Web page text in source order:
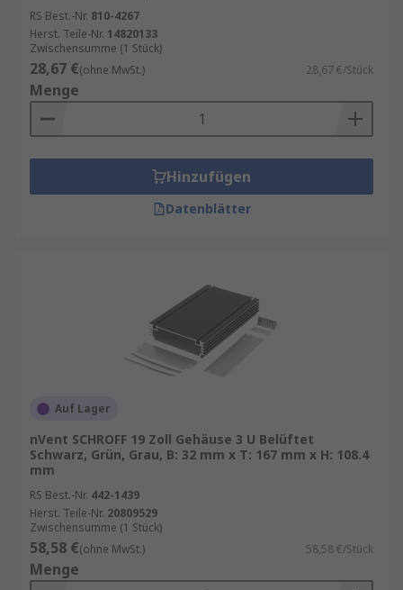
RS Best.-Nr. 810-4267
Herst. Teile-Nr. 14820133
Zwischensumme (1 Stück)
28,67 €(ohne MwSt.) 28,67 €/Stück
Menge
Hinzufügen
Datenblätter
Auf Lager
nVent SCHROFF 19 Zoll Gehäuse 3 U Belüftet
Schwarz, Grün, Grau, B: 32 mm x T: 167 mm x H: 108.4
mm
RS Best.-Nr. 442-1439
Herst. Teile-Nr. 20809529
Zwischensumme (1 Stück)
58,58 €(ohne MwSt.) 58,58 €/Stück
Menge